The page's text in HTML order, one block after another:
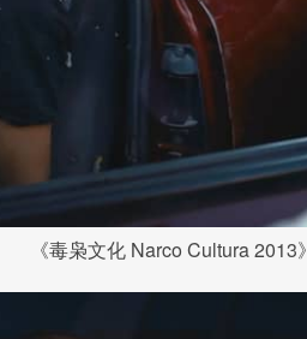
《毒枭文化 Narco Cultura 2013》